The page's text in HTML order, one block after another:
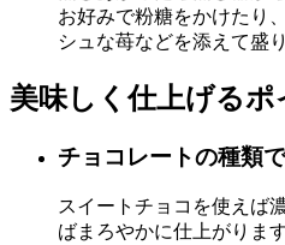
お好みで粉糖をかけたり
シュな苺などを添えて盛
美味しく仕上げる
チョコレートの種類
スイートチョコを使えば
ばまろやかに仕上がりま